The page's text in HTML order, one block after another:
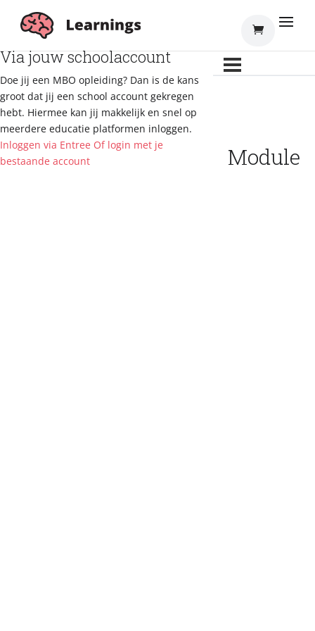
Inloggen
Via jouw schoolaccount
Doe jij een MBO opleiding? Dan is de kans
groot dat jij een school account gekregen
hebt. Hiermee kan jij makkelijk en snel op
meerdere educatie platformen inloggen.
Inloggen via Entree Of login met je
bestaande account
Module